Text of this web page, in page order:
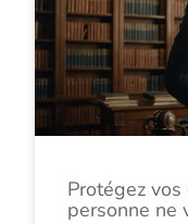
Protégez
personne ne